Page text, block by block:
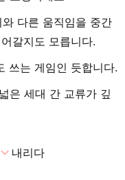
다른 움직임을 중간
갈지도 모릅니다.
쓰는 게임인 듯합니다.
은 세대 간 교류가 깊
expand_more내리다